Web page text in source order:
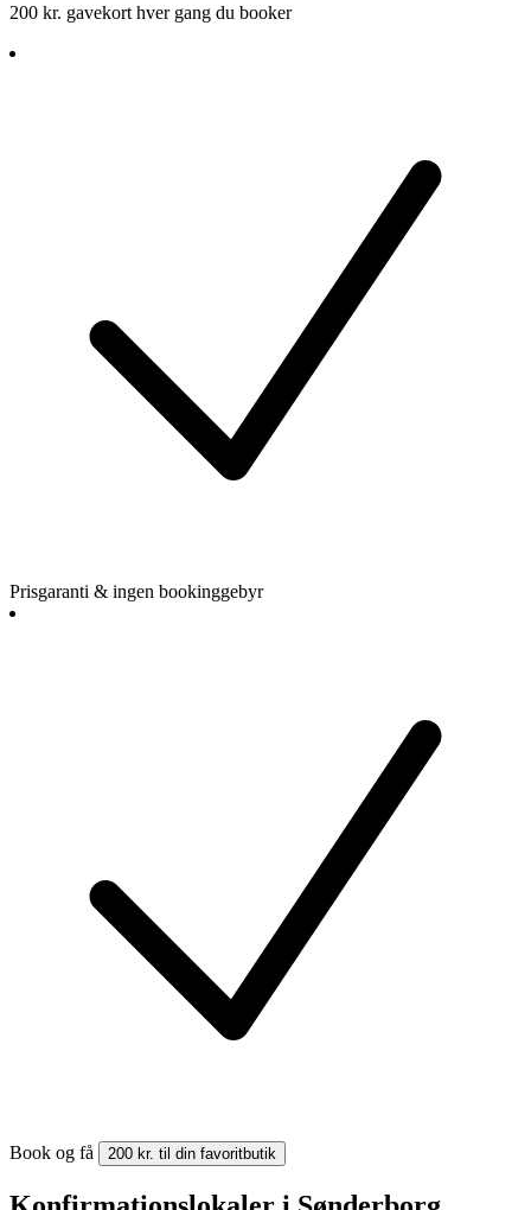
200 kr. gavekort hver gang du booker
Prisgaranti & ingen bookinggebyr
Book og få 200 kr. til din favoritbutik